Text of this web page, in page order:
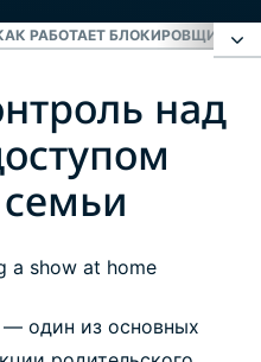
РАБОТАЕТ БЛОКИРОВЩИК
доступом
сайтов для
доступа к сайтам
над
— один из основных